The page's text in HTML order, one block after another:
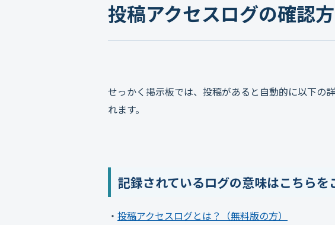
投稿アクセスログの確認
せっかく掲示板では、投稿があると自動的に以下の
れます。
記録されているログの意味はこちらを
・ 投稿アクセスログとは？（無料版の方）